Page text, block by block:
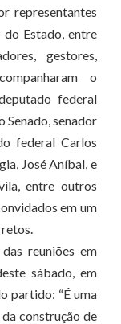
representantes
Estado, entre
gestores,
o
federal
Senado, senador
federal Carlos
José Aníbal, e
entre outros
em um
reuniões em
sábado, em
partido: “É uma
construção de